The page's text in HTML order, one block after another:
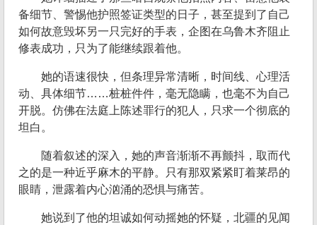
备细节、警惕他护照签证类型的日子，甚至提到了自己
如何故意毁坏另一只完好的手表，企图在乌鲁木齐阻止
修表成功，只为了能继续跟着他。
她的语速很快，但条理异常清晰，时间线、心理活
动、具体细节……桩桩件件，毫无隐瞒，也毫不为自己
开脱。仿佛在法庭上陈述罪行的犯人，只求一个彻底的
坦白。
随着叙述的深入，她的声音渐渐不再颤抖，取而代
之的是一种近乎麻木的平静。只有那双紧紧盯着莱昂的
眼睛，泄露着内心汹涌的恐惧与痛苦。
她说到了他的坦诚如何动摇她的怀疑，北疆的见闻